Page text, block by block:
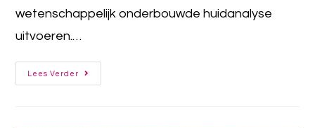
wetenschappelijk onderbouwde huidanalyse
uitvoeren.…
Lees Verder